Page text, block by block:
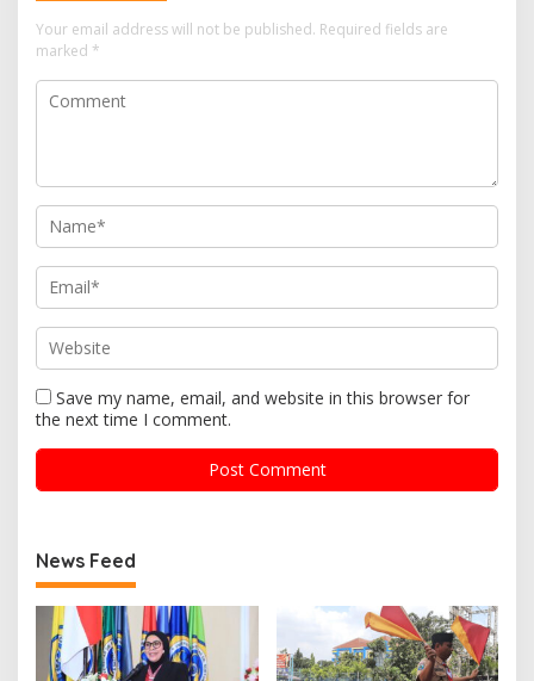
Your email address will not be published. Required fields are
marked *
Save my name, email, and website in this browser for
the next time I comment.
News Feed